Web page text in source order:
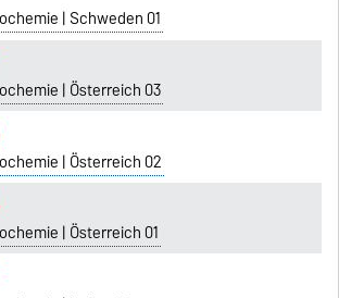
| Schweden 01
| Österreich 03
| Österreich 02
| Österreich 01